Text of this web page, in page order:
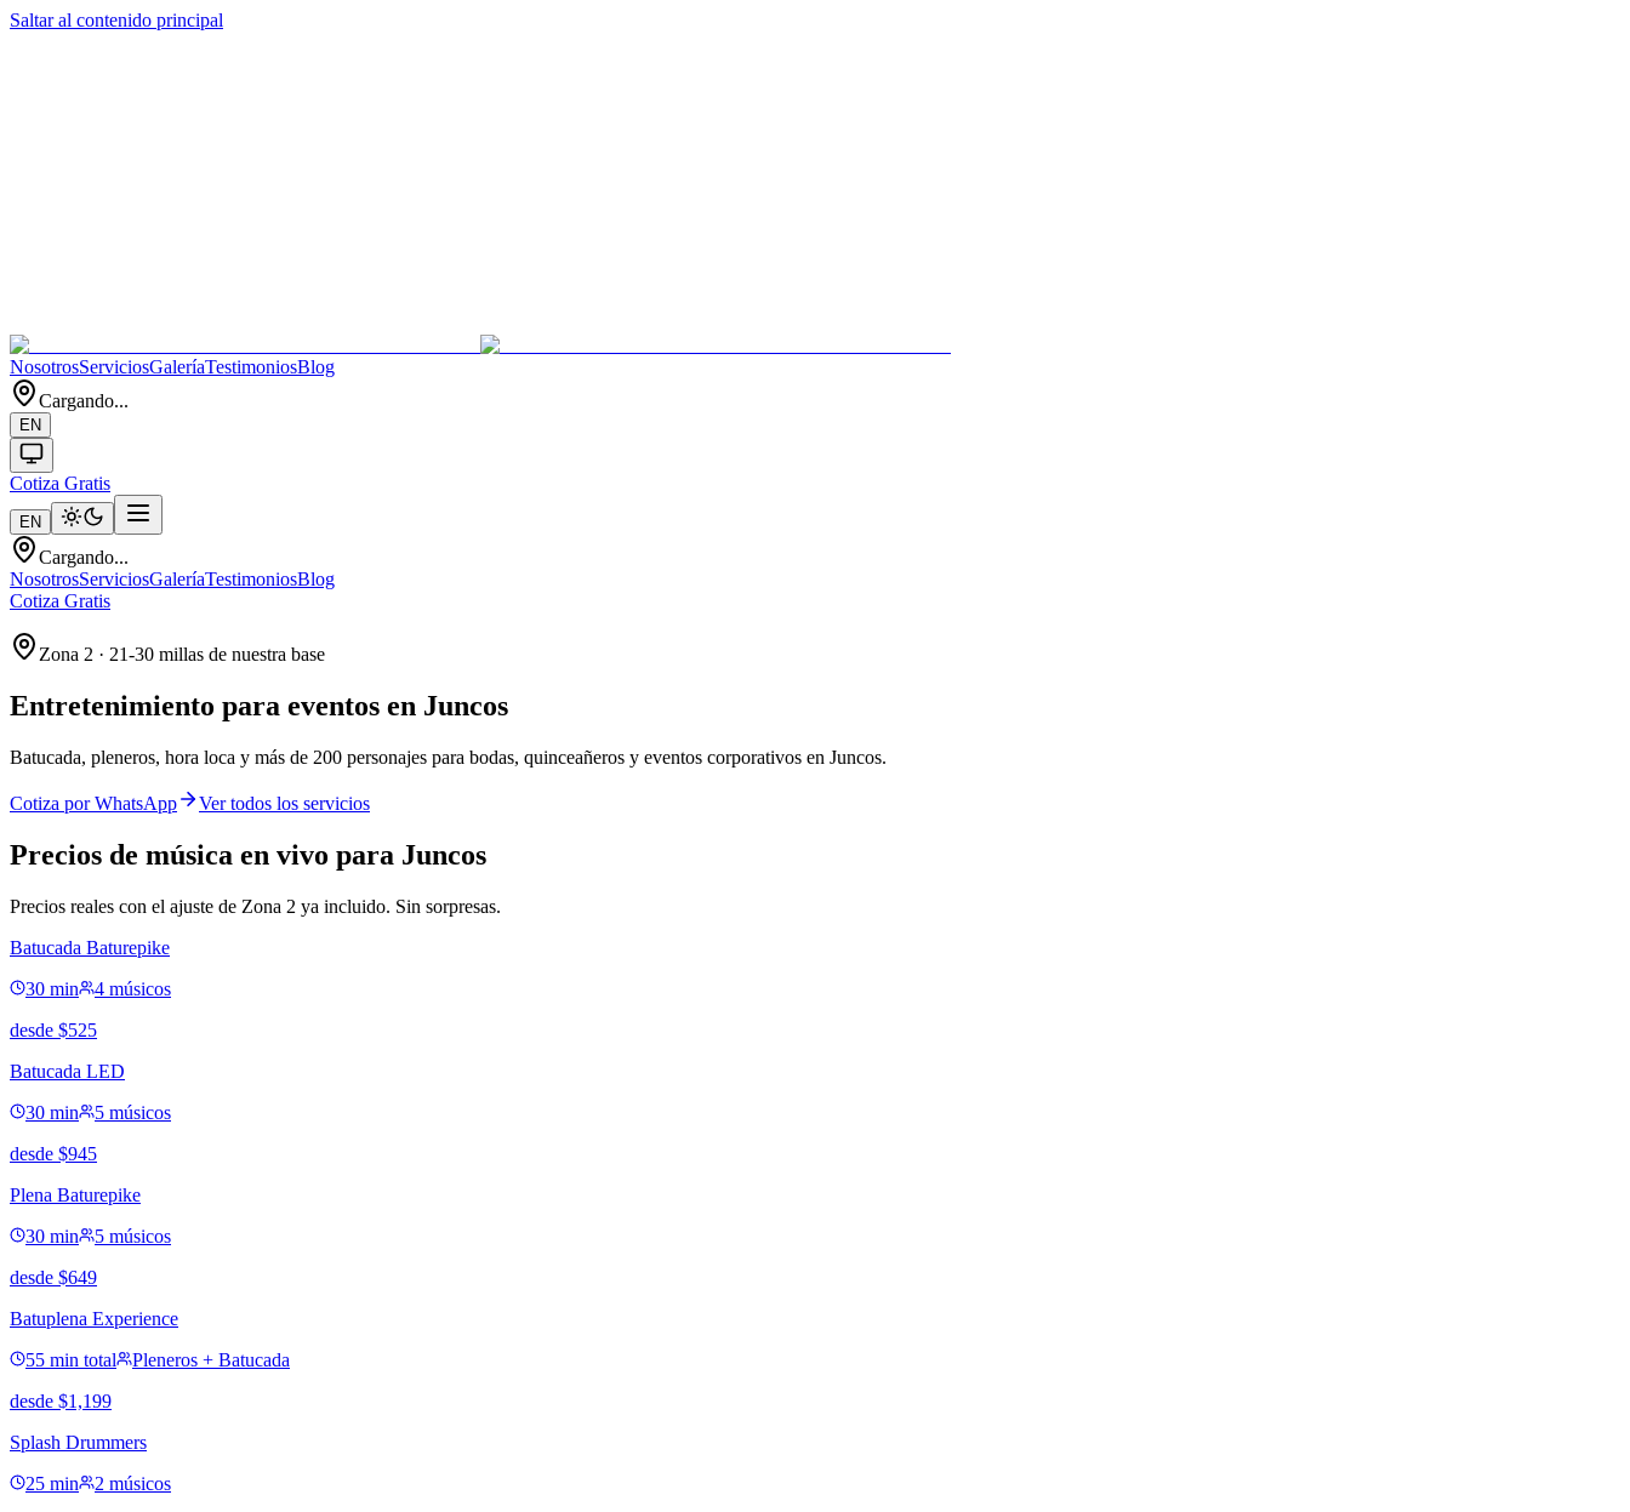
Saltar al contenido principal
NosotrosServiciosGaleríaTestimoniosBlog
Cargando...
EN
Cotiza Gratis
EN
Cargando...
NosotrosServiciosGaleríaTestimoniosBlog
Cotiza Gratis
Zona 2 · 21-30 millas de nuestra base
Entretenimiento para eventos en Juncos
Batucada, pleneros, hora loca y más de 200 personajes para bodas, quinceañeros y eventos corporativos en Juncos.
Cotiza por WhatsApp Ver todos los servicios
Precios de música en vivo para Juncos
Precios reales con el ajuste de Zona 2 ya incluido. Sin sorpresas.
Batucada Baturepike
30 min
4 músicos
desde $525
Batucada LED
30 min
5 músicos
desde $945
Plena Baturepike
30 min
5 músicos
desde $649
Batuplena Experience
55 min total
Pleneros + Batucada
desde $1,199
Splash Drummers
25 min
2 músicos